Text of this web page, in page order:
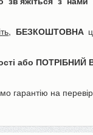
, БЕЗКОШТОВНА
або
гарантію на